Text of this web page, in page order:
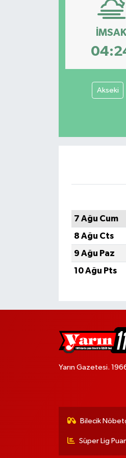
Akseki
7 Ağu Cum
8 Ağu Cts
9 Ağu Paz
10 Ağu Pts
Yarın Gazetesi.
Bilecik
Süper Lig